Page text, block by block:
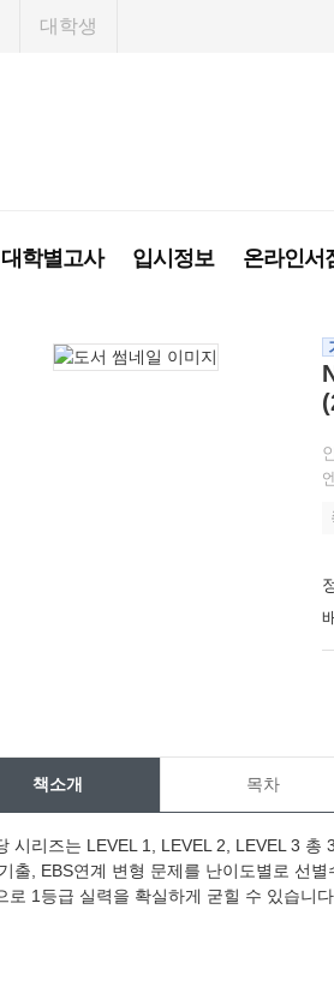
대학생
대학별고사 입시정보 온라인서
책소개 목차
시리즈는 LEVEL 1, LEVEL 2, LEVEL 3 총
출, EBS연계 변형 문제를 난이도별로 선
로 1등급 실력을 확실하게 굳힐 수 있습니다.